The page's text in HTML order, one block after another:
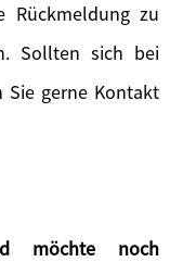
Rückmeldung zu
Sollten sich bei
Sie gerne Kontakt
möchte noch